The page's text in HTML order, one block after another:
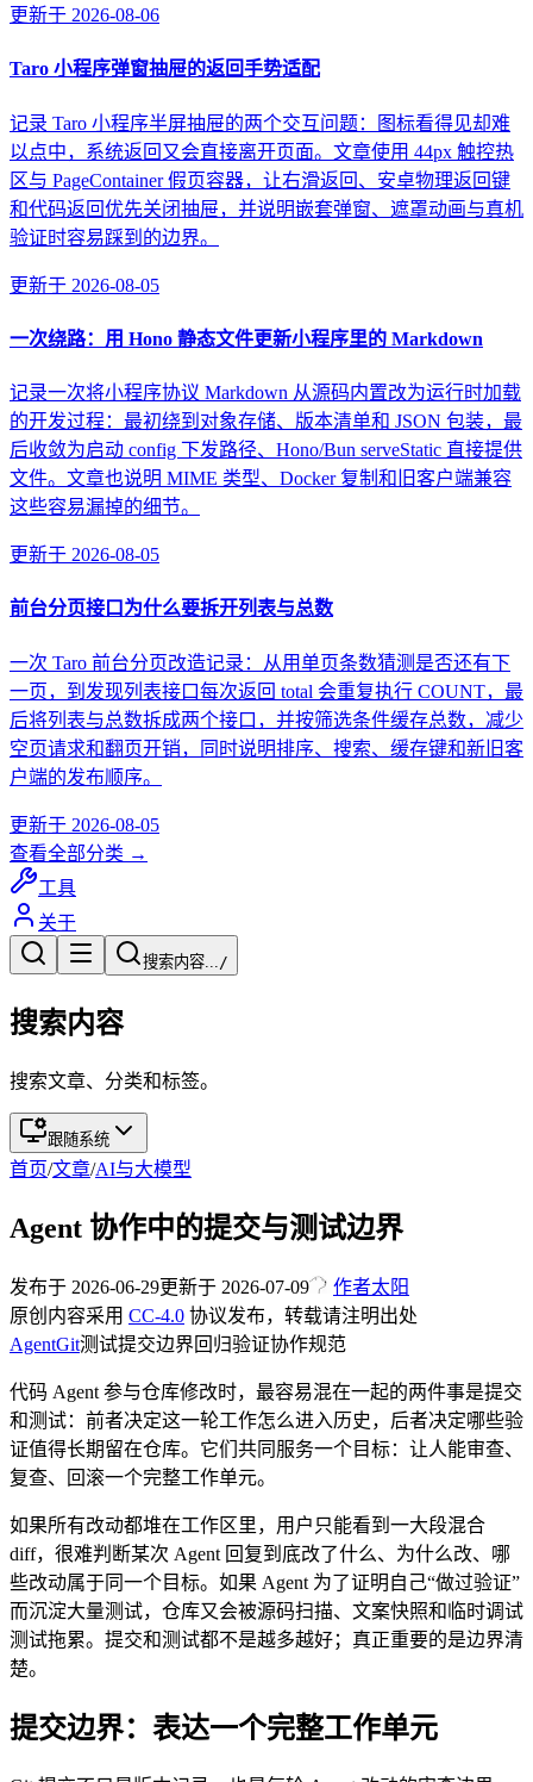
更新于 2026-08-06
Taro 小程序弹窗抽屉的返回手势适配
记录 Taro 小程序半屏抽屉的两个交互问题：图标看得见却难
以点中，系统返回又会直接离开页面。文章使用 44px 触控热
区与 PageContainer 假页容器，让右滑返回、安卓物理返回键
和代码返回优先关闭抽屉，并说明嵌套弹窗、遮罩动画与真机
验证时容易踩到的边界。
更新于 2026-08-05
一次绕路：用 Hono 静态文件更新小程序里的 Markdown
记录一次将小程序协议 Markdown 从源码内置改为运行时加载
的开发过程：最初绕到对象存储、版本清单和 JSON 包装，最
后收敛为启动 config 下发路径、Hono/Bun serveStatic 直接提供
文件。文章也说明 MIME 类型、Docker 复制和旧客户端兼容
这些容易漏掉的细节。
更新于 2026-08-05
前台分页接口为什么要拆开列表与总数
一次 Taro 前台分页改造记录：从用单页条数猜测是否还有下
一页，到发现列表接口每次返回 total 会重复执行 COUNT，最
后将列表与总数拆成两个接口，并按筛选条件缓存总数，减少
空页请求和翻页开销，同时说明排序、搜索、缓存键和新旧客
户端的发布顺序。
更新于 2026-08-05
查看全部分类 →
工具
关于
搜索内容... /
搜索内容
搜索文章、分类和标签。
跟随系统
首页/文章/AI与大模型
Agent 协作中的提交与测试边界
发布于 2026-06-29更新于 2026-07-09 作者太阳
原创内容采用 CC-4.0 协议发布，转载请注明出处
AgentGit测试提交边界回归验证协作规范
代码 Agent 参与仓库修改时，最容易混在一起的两件事是提交
和测试：前者决定这一轮工作怎么进入历史，后者决定哪些验
证值得长期留在仓库。它们共同服务一个目标：让人能审查、
复查、回滚一个完整工作单元。
如果所有改动都堆在工作区里，用户只能看到一大段混合
diff，很难判断某次 Agent 回复到底改了什么、为什么改、哪
些改动属于同一个目标。如果 Agent 为了证明自己“做过验证”
而沉淀大量测试，仓库又会被源码扫描、文案快照和临时调试
测试拖累。提交和测试都不是越多越好；真正重要的是边界清
楚。
提交边界：表达一个完整工作单元